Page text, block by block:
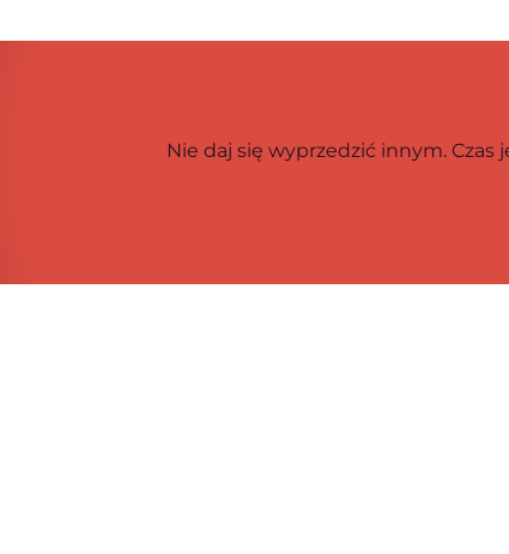
Nie daj się wyprzedzić innym. Czas